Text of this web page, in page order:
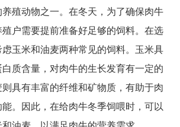
殖动物之一。在冬天，为了确保肉牛
户需要提前准备好足够的饲料。在选
玉米和油麦两种常见的饲料。玉米具
质含量，对肉牛的生长发育有一定的
具有丰富的纤维和矿物质，有助于肉
。因此，在给肉牛冬季饲喂时，可以